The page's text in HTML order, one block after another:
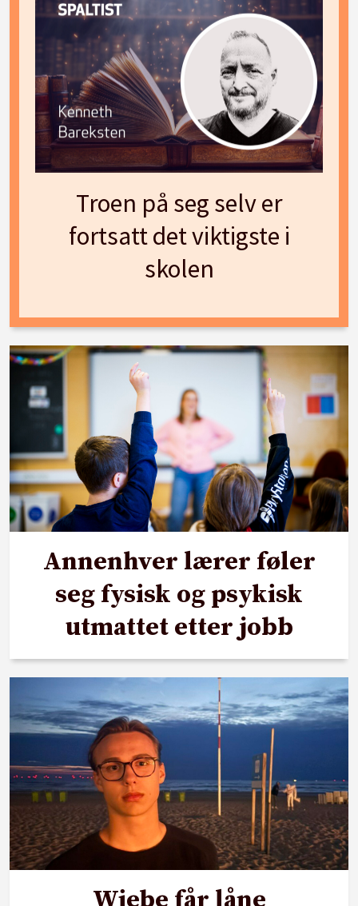
Troen på seg selv er
fortsatt det viktigste i
skolen
Annenhver lærer føler
seg fysisk og psykisk
utmattet etter jobb